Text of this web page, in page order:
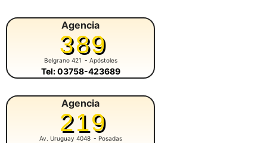
Agencia
389
Belgrano 421 - Apóstoles
Tel: 03758-423689
Agencia
219
Av. Uruguay 4048 - Posadas